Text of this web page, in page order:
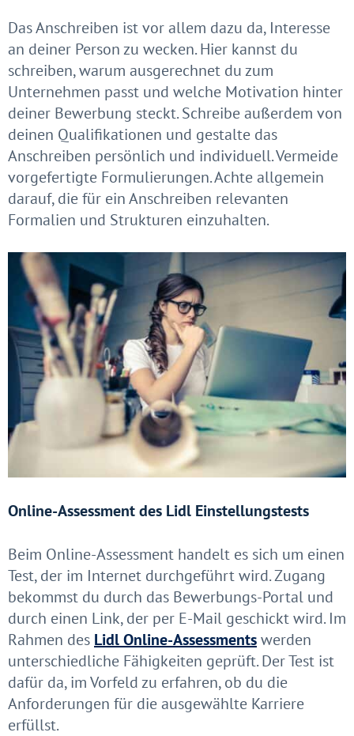
Das Anschreiben ist vor allem dazu da, Interesse
an deiner Person zu wecken. Hier kannst du
schreiben, warum ausgerechnet du zum
Unternehmen passt und welche Motivation hinter
deiner Bewerbung steckt. Schreibe außerdem von
deinen Qualifikationen und gestalte das
Anschreiben persönlich und individuell. Vermeide
vorgefertigte Formulierungen. Achte allgemein
darauf, die für ein Anschreiben relevanten
Formalien und Strukturen einzuhalten.
Online-Assessment des Lidl Einstellungstests
Beim Online-Assessment handelt es sich um einen
Test, der im Internet durchgeführt wird. Zugang
bekommst du durch das Bewerbungs-Portal und
durch einen Link, der per E-Mail geschickt wird. Im
Rahmen des Lidl Online-Assessmentswerden
unterschiedliche Fähigkeiten geprüft. Der Test ist
dafür da, im Vorfeld zu erfahren, ob du die
Anforderungen für die ausgewählte Karriere
erfüllst.